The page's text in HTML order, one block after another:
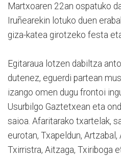
Martxoaren 22an ospatuko
Iruñearekin lotuko duen
giza-katea girotzeko festa
Egitaraua lotzen dabiltza
dutenez, eguerdi partean
izango omen dugu frontoi
Usurbilgo Gaztetxean eta
saioa. Afaritarako txartelak,
eurotan, Txapeldun,
Txirristra, Aitzaga, Txiriboga